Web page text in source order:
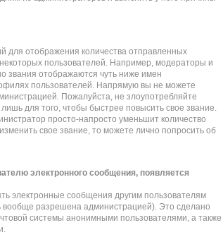
для отображения количества отправленных
пользователей. Например, модераторы и
звания отображаются чуть ниже имен
пользователей. Напрямую вы не можете
Пожалуйста, не злоупотребляйте
для того, чтобы быстрее повысить свое звание.
просто-напросто уменьшит количество
свое звание, то можете лично попросить об
электронного сообщения, появляется
электронные сообщения другим пользователям
вообще разрешена администрацией). Это сделано
системы анонимными пользователями, а также